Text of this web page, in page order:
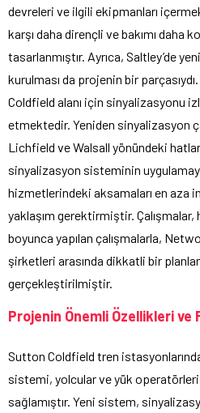
devreleri ve ilgili ekipmanları
karşı daha dirençli ve bakımı daha
tasarlanmıştır. Ayrıca, Saltley’de
kurulması da projenin bir
Coldfield alanı için sinyalizasyonu
etmektedir. Yeniden sinyalizasyon
Lichfield ve Walsall yönündeki
sinyalizasyon sisteminin
hizmetlerindeki aksamaları en aza
yaklaşım gerektirmiştir. Çalışmalar,
boyunca yapılan çalışmalarla,
şirketleri arasında dikkatli bir
gerçekleştirilmiştir.
Projenin Önemli Özellikleri ve
Sutton Coldfield tren
sistemi, yolcular ve yük
sağlamıştır. Yeni sistem,